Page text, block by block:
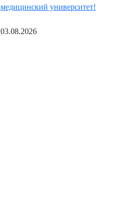
медицинский университет!
03.08.2026